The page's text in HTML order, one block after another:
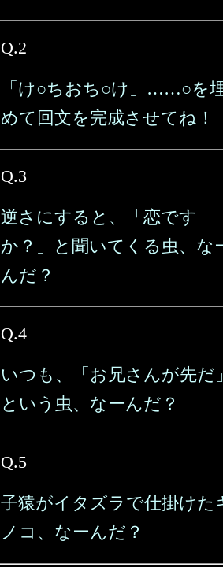
Q.2
「け○ちおち○け」……○を
めて回文を完成させてね！
Q.3
逆さにすると、「恋です
か？」と聞いてくる虫、な
んだ？
Q.4
いつも、「お兄さんが先だ」
という虫、なーんだ？
Q.5
子猿がイタズラで仕掛けた
ノコ、なーんだ？